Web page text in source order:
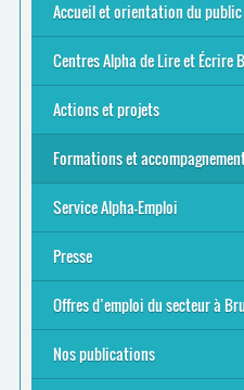
Offres d’emploi du secteur
La rentrée 2026-27
Pour être belge à la plage…
A vos agendas ! Alpha
Inauguration du Centre
Bruxelles
... Tous les articles
Accueil et orientation du public
8 Points Accueil
Publics concernés ?
Que proposons-nous ?
Qui sommes-nous ?
Centres Alpha de Lire et Écrire
Actions et projets
Alpha-Jeux
Arts & Alpha
Jeudis du Cinéma
Le projet Alpha-TIC
Notre projet FSE
Tac-TIC Emploi
Formations et
S’initier
Se former
Se rencontrer
Être accompagné·e
Service Alpha-Emploi
Équipe et contacts
Accompagnement individuel
Accompagnement collectif
Folder Service Alpha-Emploi
Presse
2021
2024
2025
Offres d’emploi du secteur à
Emplois rémunérés
Bénévolat
Candidature spontanée à
Nos publications